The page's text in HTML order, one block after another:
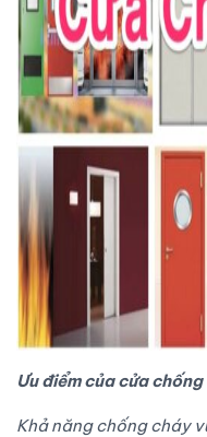
Ưu điểm của cửa
Khả năng chống cháy